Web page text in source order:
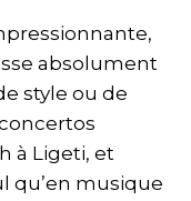
absolument
style ou de
à Ligeti, et
qu’en musique